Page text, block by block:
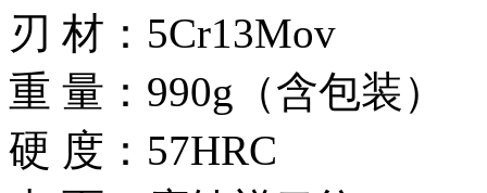
刃 材：5Cr13Mov
重 量：990g（含包装）
硬 度：57HRC